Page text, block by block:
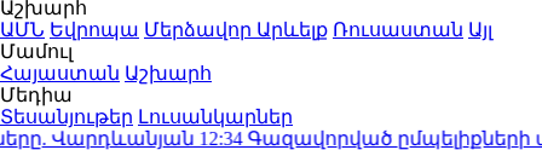
Աշխարհ
ԱՄՆ Եվրոպա Մերձավոր Արևելք Ռուսաստան Այլ
Մամուլ
Հայաստան Աշխարհ
Մեդիա
Տեսանյութեր Լուսանկարներ
Վարդևանյան12:34Գազավորված ըմպելիքների